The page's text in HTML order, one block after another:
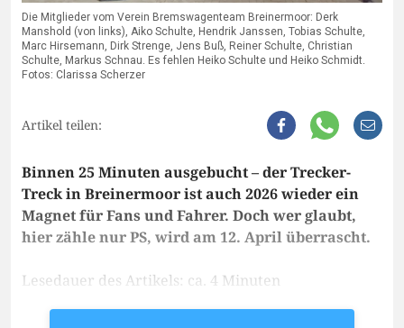
Die Mitglieder vom Verein Bremswagenteam Breinermoor: Derk
Manshold (von links), Aiko Schulte, Hendrik Janssen, Tobias Schulte,
Marc Hirsemann, Dirk Strenge, Jens Buß, Reiner Schulte, Christian
Schulte, Markus Schnau. Es fehlen Heiko Schulte und Heiko Schmidt.
Fotos: Clarissa Scherzer
Artikel teilen:
Binnen 25 Minuten ausgebucht – der Trecker-
Treck in Breinermoor ist auch 2026 wieder ein
Magnet für Fans und Fahrer. Doch wer glaubt,
hier zähle nur PS, wird am 12. April überrascht.
Lesedauer des Artikels: ca. 4 Minuten